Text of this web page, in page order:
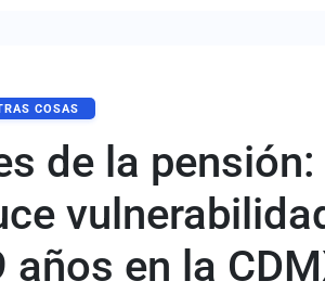
COSAS
de la
años en la